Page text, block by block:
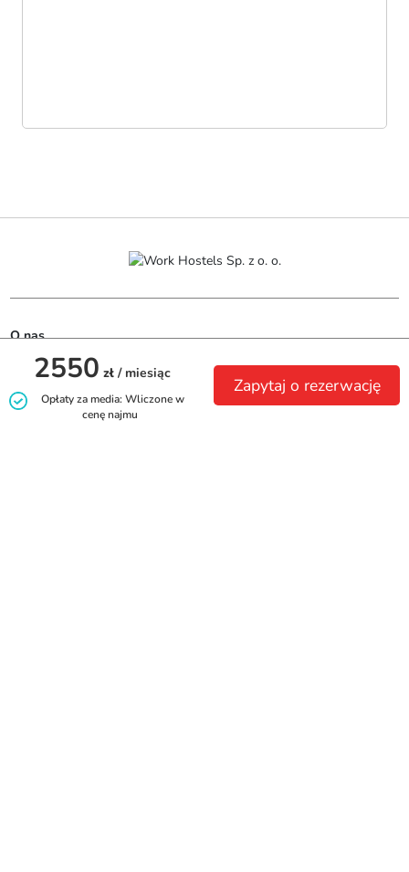
2550 zł / miesiąc
Opłaty za media: Wliczone w
cenę najmu
Zapytaj o rezerwację
O nas
ul. Piastowska 7
80-332 Gdańsk